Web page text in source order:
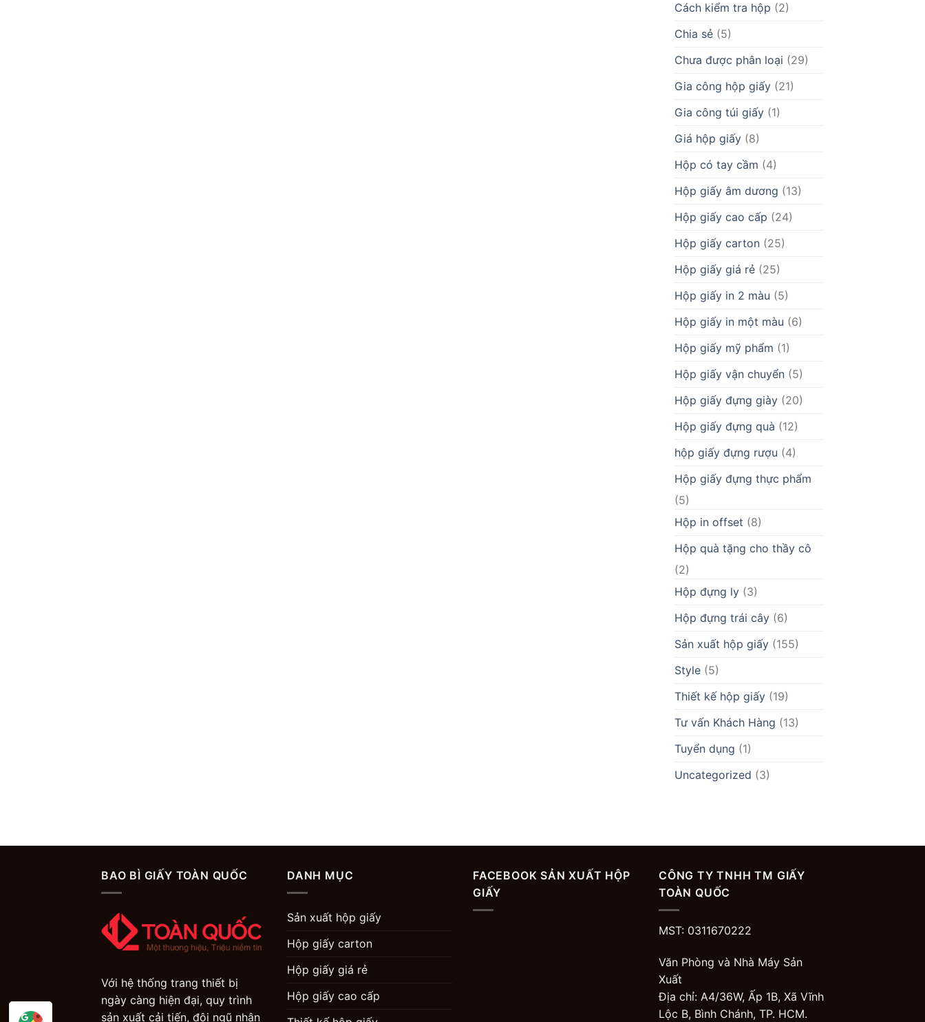
Cách kiểm tra hộp (2)
Chia sẻ(5)
Chưa được phân loại (29)
Gia công hộp giấy(21)
Gia công túi giấy(1)
Giá hộp giấy(8)
Hộp có tay cầm (4)
Hộp giấy âm dương (13)
Hộp giấy cao cấp (24)
Hộp giấy carton(25)
Hộp giấy giá rẻ(25)
Hộp giấy in 2 màu (5)
Hộp giấy in một màu (6)
Hộp giấy mỹ phẩm (1)
Hộp giấy vận chuyển(5)
Hộp giấy đựng giày(20)
Hộp giấy đựng quà (12)
hộp giấy đựng rượu (4)
Hộp giấy đựng thực phẩm
(5)
Hộp in offset (8)
Hộp quà tặng cho thầy cô
(2)
Hộp đựng ly(3)
Hộp đựng trái cây(6)
Sản xuất hộp giấy(155)
Style(5)
Thiết kế hộp giấy(19)
Tư vấn Khách Hàng (13)
Tuyển dụng (1)
Uncategorized (3)
BAO BÌ GIẤY TOÀN QUỐC
Với hệ thống trang thiết bị
ngày càng hiện đại, quy trình
sản xuất cải tiến, đội ngũ nhân
DANH MỤC
Sản xuất hộp giấy
Hộp giấy carton
Hộp giấy giá rẻ
Hộp giấy cao cấp
FACEBOOK SẢN XUẤT HỘP
GIẤY
CÔNG TY TNHH TM GIẤY
TOÀN QUỐC
MST: 0311670222
Văn Phòng và Nhà Máy Sản
Xuất
Địa chỉ: A4/36W, Ấp 1B, Xã Vĩnh
Lộc B, Bình Chánh, TP. HCM.